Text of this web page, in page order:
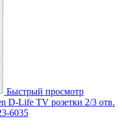
Быстрый просмотр
D-Life TV розетки 2/3 отв.
6035